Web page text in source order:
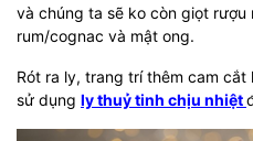
và chúng ta sẽ ko còn giọt rượu
rum/cognac và mật ong.
Rót ra ly, trang trí thêm cam
sử dụng ly thuỷ tinh chịu nhiệt